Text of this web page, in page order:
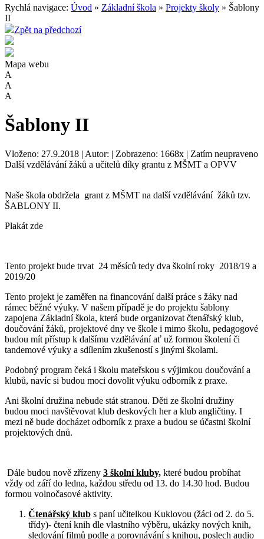
Rychlá navigace: Úvod » Základní škola » Projekty školy » Šablony
II
Zpět na předchozí
Mapa webu
A
A
A
Šablony II
Vloženo: 27.9.2018 | Autor: | Zobrazeno: 1668x | Zatím neupraveno
Další vzdělávání žáků a učitelů díky grantu z MŠMT a OPVV
Naše škola obdržela grant z MŠMT na další vzdělávání žáků tzv.
ŠABLONY II.
Plakát zde
Tento projekt bude trvat 24 měsíců tedy dva školní roky 2018/19 a
2019/20
Tento projekt je zaměřen na financování další práce s žáky nad
rámec běžné výuky. V našem případě je do projektu šablony
zapojena Základní škola, která bude organizovat čtenářský klub,
doučování žáků, projektové dny ve škole i mimo školu, pedagogové
budou mít přístup k dalšímu vzdělávání ať už formou školení či
tandemové výuky a sdílením zkušeností s jinými školami.
Podobný program čeká i školu mateřskou s výjimkou doučování a
klubů, navíc si budou moci dovolit výuku odborník z praxe.
Ani školní družina nebude stát stranou. Děti ze školní družiny
budou moci navštěvovat klub deskových her a klub angličtiny. I
mezi ně bude docházet odborník z praxe a budou se účastni školní
projektových dnů.
Dále budou nově zřízeny 3 školní kluby, které budou probíhat
vždy od září do ledna, každou středu od 13. do 14.30 hod. Budou
formou volnočasové aktivity.
Čtenářský klub s paní učitelkou Kuklovou (žáci od 2. do 5.
třídy)- čtení knih dle vlastního výběru, ukázky nových knih,
sledování filmů podle a porovnávání s knihou, poslech audio